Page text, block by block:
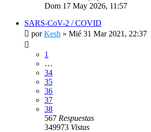
Dom 17 May 2026, 11:57
SARS-CoV-2 / COVID
porKesh » Mié 31 Mar 2021, 22:37
1
…
34
35
36
37
38
567 Respuestas
349973 Vistas